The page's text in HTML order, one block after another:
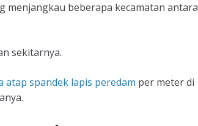
menjangkau beberapa kecamatan antara
sekitarnya.
atap spandek lapis peredam per meter di